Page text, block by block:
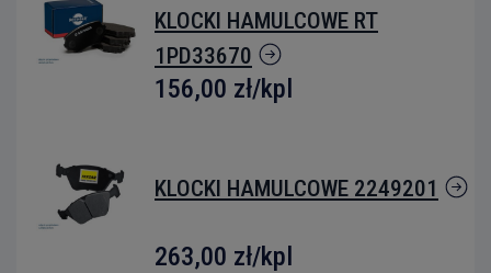
KLOCKI HAMULCOWE RT
1PD33670
156,00 zł/kpl
KLOCKI HAMULCOWE 2249201
263,00 zł/kpl